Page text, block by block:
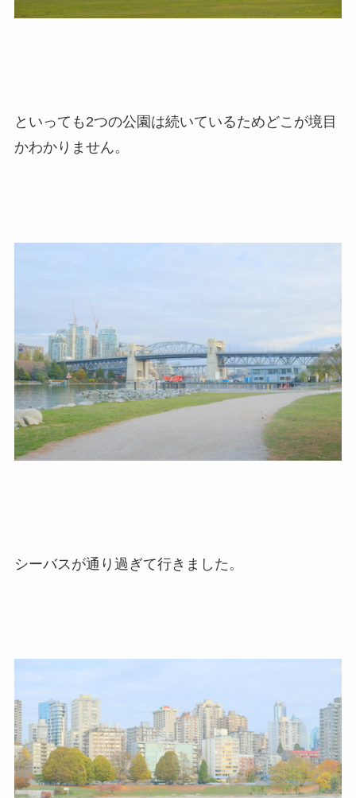
といっても2つの公園は続いているためどこが境目
かわかりません。
シーバスが通り過ぎて行きました。